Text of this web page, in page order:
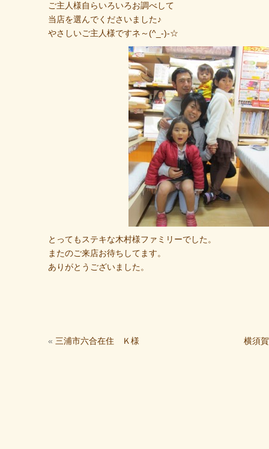
ご主人様自らいろいろお調べして
当店を選んでくださいました♪
やさしいご主人様ですネ～(^_-)-☆
とってもステキな木村様ファミリーでした。
またのご来店お待ちしてます。
ありがとうございました。
« 三浦市六合在住 Ｋ様 横須